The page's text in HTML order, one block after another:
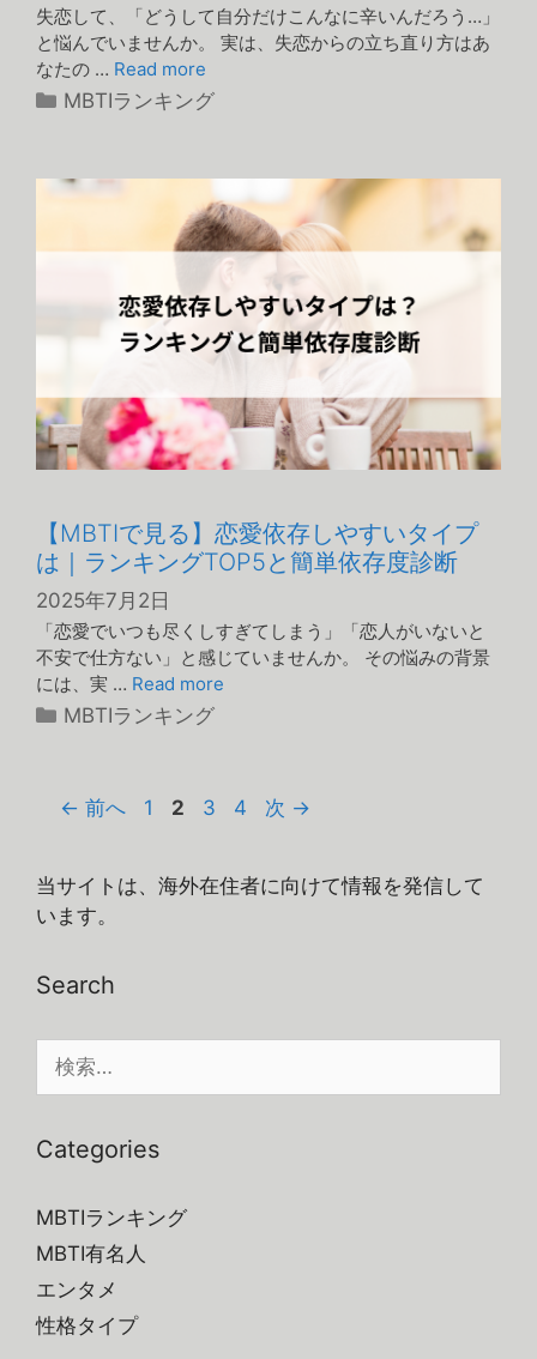
失恋して、「どうして自分だけこんなに辛いんだろう…」
と悩んでいませんか。 実は、失恋からの立ち直り方はあ
なたの … Read more
カ
リ
MBTIランキング
【MBTIで見る】恋愛依存しやすいタイプ
は｜ランキングTOP5と簡単依存度診断
2025年7月2日
「恋愛でいつも尽くしすぎてしまう」「恋人がいないと
不安で仕方ない」と感じていませんか。 その悩みの背景
には、実 … Read more
カ
リ
MBTIランキング
← 前へ
ペ
1
ペ
2
ペ
3
ペ
4 次 →
当サイトは、海外在住者に向けて情報を発信して
います。
Search
索:
Categories
MBTIランキング
MBTI有名人
エンタメ
性格タイプ